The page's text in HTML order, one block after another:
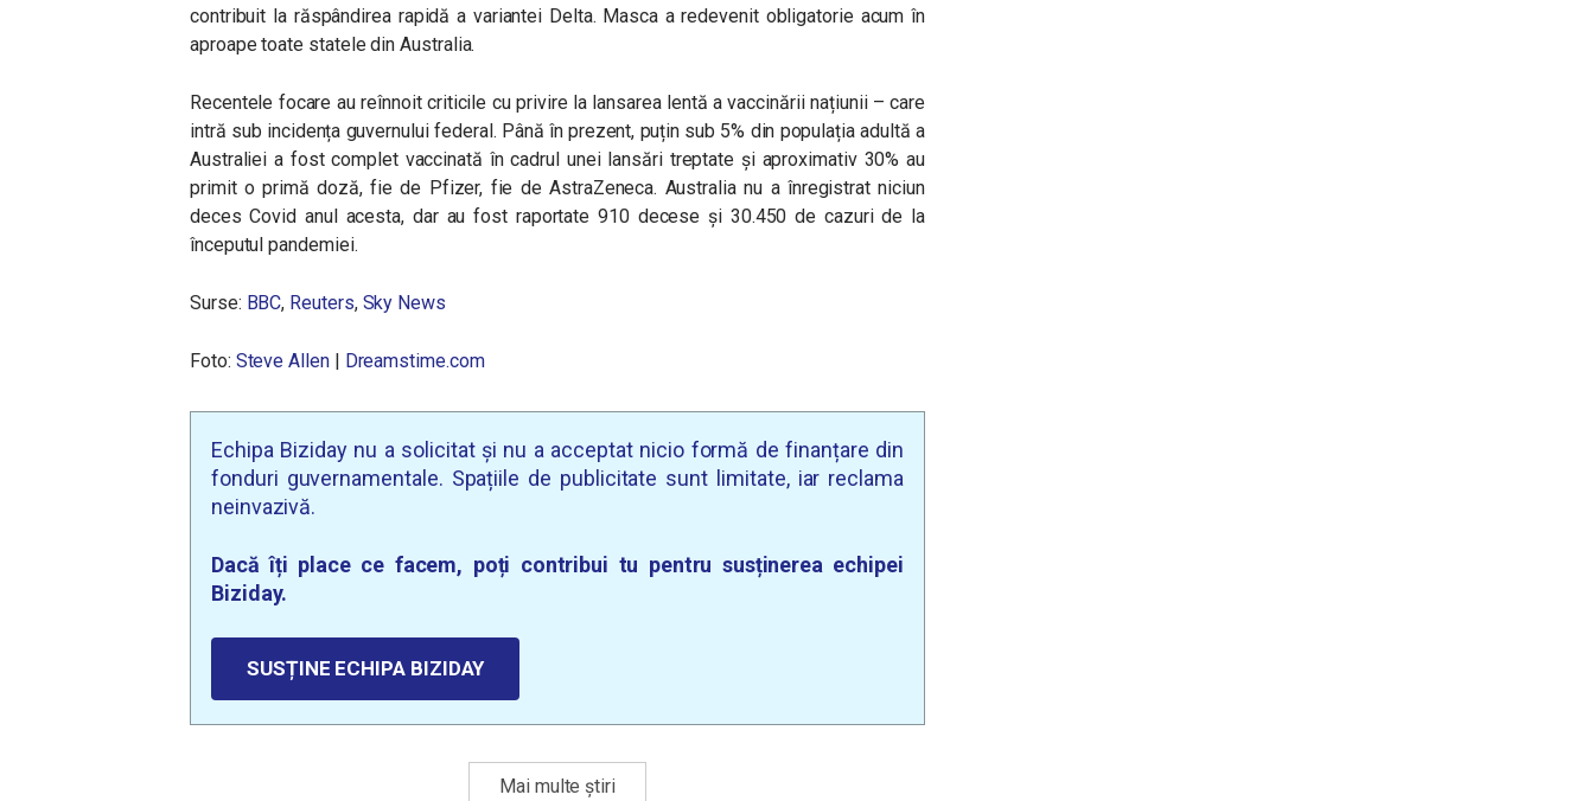
contribuit la răspândirea rapidă a variantei Delta. Masca a redevenit obligatorie acum în
aproape toate statele din Australia.
Recentele focare au reînnoit criticile cu privire la lansarea lentă a vaccinării națiunii – care
intră sub incidența guvernului federal. Până în prezent, puțin sub 5% din populația adultă a
Australiei a fost complet vaccinată în cadrul unei lansări treptate și aproximativ 30% au
primit o primă doză, fie de Pfizer, fie de AstraZeneca. Australia nu a înregistrat niciun
deces Covid anul acesta, dar au fost raportate 910 decese și 30.450 de cazuri de la
începutul pandemiei.
Surse: BBC, Reuters, Sky News
Foto: Steve Allen| Dreamstime.com
Echipa Biziday nu a solicitat și nu a acceptat nicio formă de finanțare din
fonduri guvernamentale. Spațiile de publicitate sunt limitate, iar reclama
neinvazivă.
Dacă îți place ce facem, poți contribui tu pentru susținerea echipei
Biziday.
SUSȚINE ECHIPA BIZIDAY
Mai multe știri